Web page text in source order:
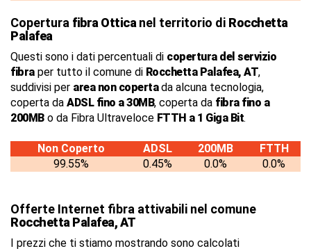
Copertura fibra Ottica nel territorio di Rocchetta
Palafea
Questi sono i dati percentuali di copertura del servizio
fibraper tutto il comune di Rocchetta Palafea, AT,
suddivisi per area non copertada alcuna tecnologia,
coperta da ADSL fino a 30MB, coperta da fibra fino a
200MBo da Fibra Ultraveloce FTTH a 1 Giga Bit.
Non Coperto ADSL 200MB
FTTH
99.55%
0.45% 0.0% 0.0%
Offerte Internet fibra attivabili nel comune
Rocchetta Palafea, AT
I prezzi che ti stiamo mostrando sono calcolati